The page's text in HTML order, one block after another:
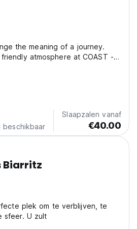
the meaning of a journey.
atmosphere at COAST -
of a 15-people
thanks to our 'box...
beschikbaar
Slaapzalen vanaf
€40.00
Biarritz
plek om te verblijven, te
sfeer. U zult